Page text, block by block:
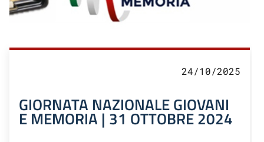
24/10/2025
GIORNATA NAZIONALE GIOVANI
E MEMORIA | 31 OTTOBRE 2024